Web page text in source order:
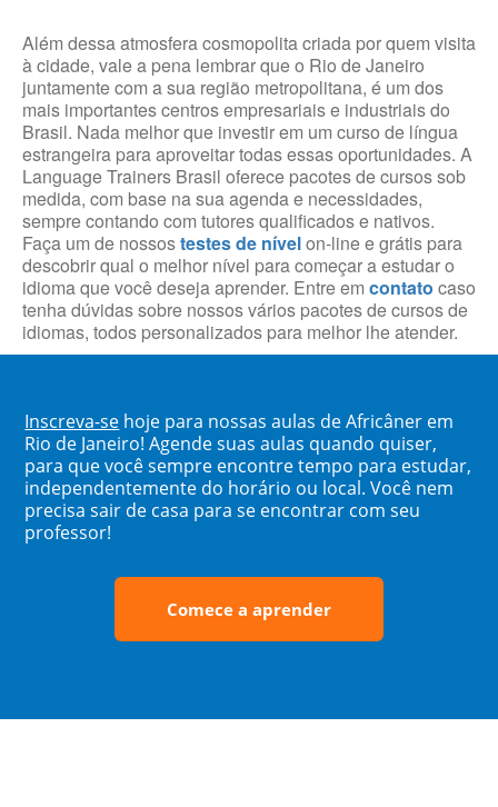
Além dessa atmosfera cosmopolita criada por quem visita
à cidade, vale a pena lembrar que o Rio de Janeiro
juntamente com a sua região metropolitana, é um dos
mais importantes centros empresariais e industriais do
Brasil. Nada melhor que investir em um curso de língua
estrangeira para aproveitar todas essas oportunidades. A
Language Trainers Brasil oferece pacotes de cursos sob
medida, com base na sua agenda e necessidades,
sempre contando com tutores qualificados e nativos.
Faça um de nossostestes de nívelon-line e grátis para
descobrir qual o melhor nível para começar a estudar o
idioma que você deseja aprender. Entre em contato caso
tenha dúvidas sobre nossos vários pacotes de cursos de
idiomas, todos personalizados para melhor lhe atender.
Inscreva-se hoje para nossas aulas de Africâner em
Rio de Janeiro! Agende suas aulas quando quiser,
para que você sempre encontre tempo para estudar,
independentemente do horário ou local. Você nem
precisa sair de casa para se encontrar com seu
professor!
Comece a aprender